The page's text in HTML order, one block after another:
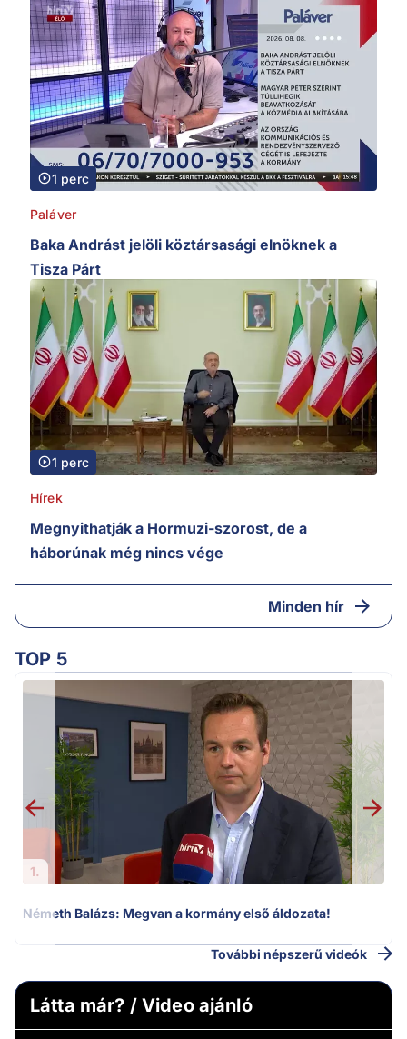
1 perc
Paláver
Baka Andrást jelöli köztársasági elnöknek a
Tisza Párt
1 perc
Hírek
Megnyithatják a Hormuzi-szorost, de a
háborúnak még nincs vége
Minden hír
TOP 5
1.
Németh Balázs: Megvan a kormány első áldozata!
További népszerű videók
Látta már? / Video ajánló